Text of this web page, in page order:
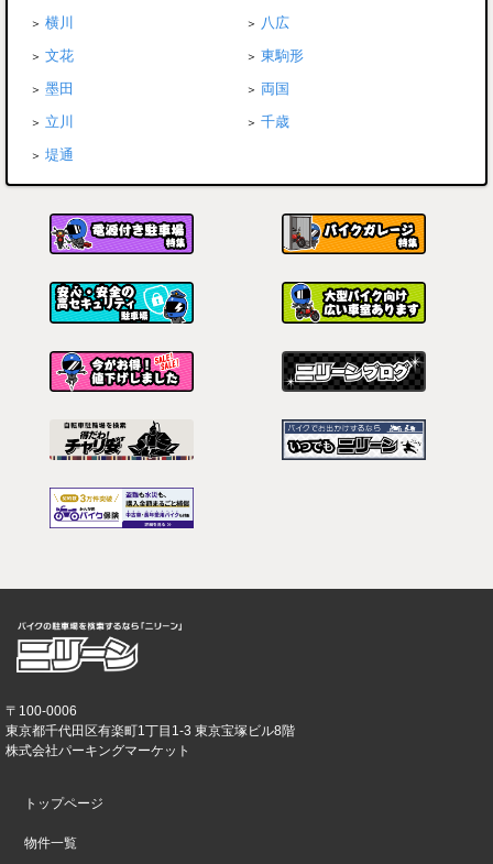
横川
八広
文花
東駒形
墨田
両国
立川
千歳
堤通
〒100-0006
東京都千代田区有楽町1丁目1-3 東京宝塚ビル8階
株式会社パーキングマーケット
トップページ
物件一覧